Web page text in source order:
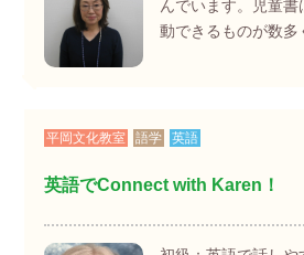
んでいます。児童
動できるものが数多
平岡文化教室 語学 英語
英語でConnect with Karen！